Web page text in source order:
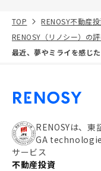
TOP RENOSY不動産
RENOSY（リノシー）の
最近、夢やミライを感じ
RENOSYは、東
GA
サービス
不動産投資